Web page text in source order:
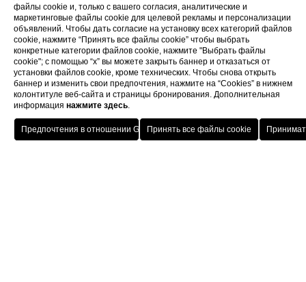
Ð’озвÑ€аÑ‰ение в оÑ‚ели ITI
Porto Cervo - Colonna Resort
S. Teresa di Gallura - Grand Hotel Colonna Capo Testa
лÑƒÑ‡Ñˆая сÑ‚авка
HOTEL OFFERTE VANTAGGI PRENOTA
файлы cookie и, только с вашего согласия, аналитические и
маркетинговые файлы cookie для целевой рекламы и персонализации
объявлений. Чтобы дать согласие на установку всех категорий файлов
cookie, нажмите “Принять все файлы cookie” чтобы выбрать
конкретные категории файлов cookie, нажмите "Выбрать файлы
cookie"; с помощью “x” вы можете закрыть баннер и отказаться от
установки файлов cookie, кроме технических. Чтобы снова открыть
баннер и изменить свои предпочтения, нажмите на “Cookies” в нижнем
колонтитуле веб-сайта и страницы бронирования. Дополнительная
информация нажмите здесь.